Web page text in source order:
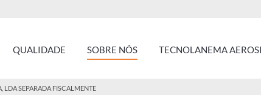
QUALIDADE SOBRE NÓS TECNOLANEMA
LDA SEPARADA FISCALMENTE